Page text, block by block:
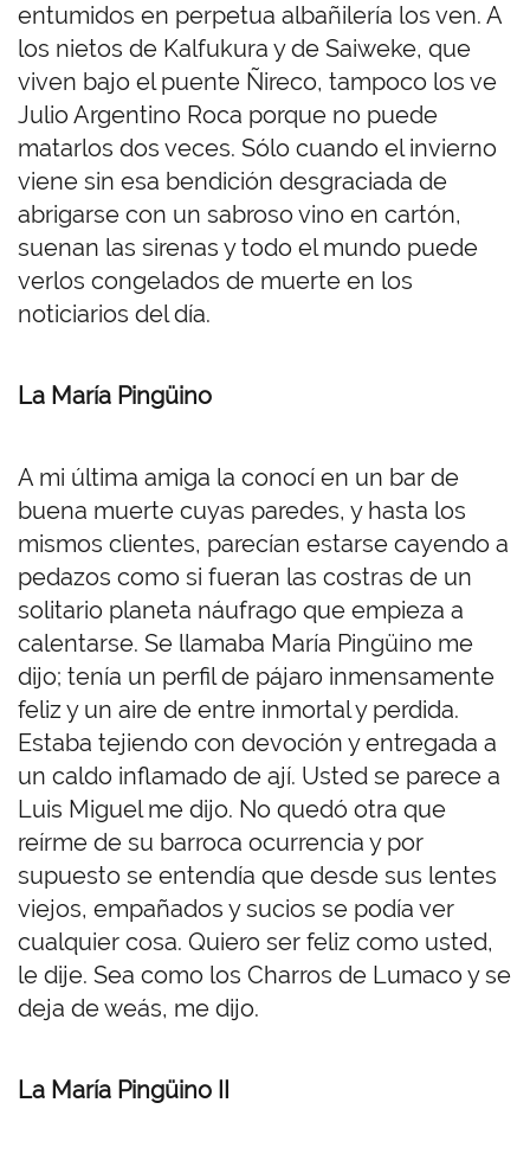
entumidos en perpetua albañilería los ven. A
los nietos de Kalfukura y de Saiweke, que
viven bajo el puente Ñireco, tampoco los ve
Julio Argentino Roca porque no puede
matarlos dos veces. Sólo cuando el invierno
viene sin esa bendición desgraciada de
abrigarse con un sabroso vino en cartón,
suenan las sirenas y todo el mundo puede
verlos congelados de muerte en los
noticiarios del día.
La María Pingüino
A mi última amiga la conocí en un bar de
buena muerte cuyas paredes, y hasta los
mismos clientes, parecían estarse cayendo a
pedazos como si fueran las costras de un
solitario planeta náufrago que empieza a
calentarse. Se llamaba María Pingüino me
dijo; tenía un perfil de pájaro inmensamente
feliz y un aire de entre inmortal y perdida.
Estaba tejiendo con devoción y entregada a
un caldo inflamado de ají. Usted se parece a
Luis Miguel me dijo. No quedó otra que
reírme de su barroca ocurrencia y por
supuesto se entendía que desde sus lentes
viejos, empañados y sucios se podía ver
cualquier cosa. Quiero ser feliz como usted,
le dije. Sea como los Charros de Lumaco y se
deja de weás, me dijo.
La María Pingüino II